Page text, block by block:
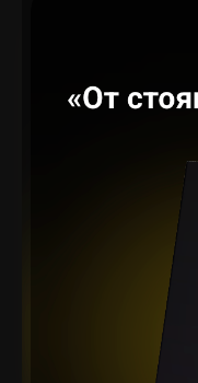
Робот Энерджи
быстро реагируя на
максимально близко